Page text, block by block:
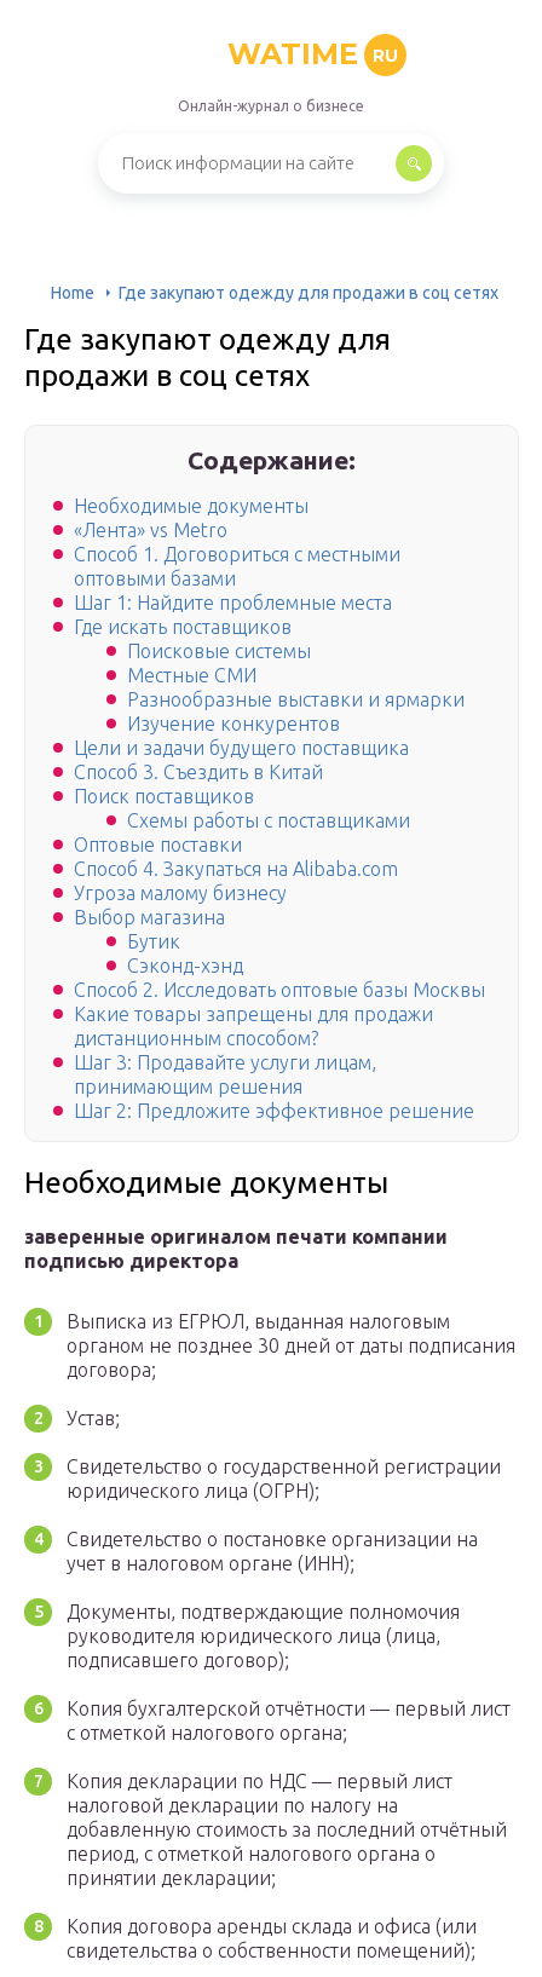
WATIME RU
Онлайн-журнал о бизнесе
Home Где закупают одежду для продажи в соц сетях
Где закупают одежду для
продажи в соц сетях
Содержание:
Необходимые документы
«Лента» vs Metro
Способ 1. Договориться с местными
оптовыми базами
Шаг 1: Найдите проблемные места
Где искать поставщиков
Поисковые системы
Местные СМИ
Разнообразные выставки и ярмарки
Изучение конкурентов
Цели и задачи будущего поставщика
Способ 3. Съездить в Китай
Поиск поставщиков
Схемы работы с поставщиками
Оптовые поставки
Способ 4. Закупаться на Alibaba.com
Угроза малому бизнесу
Выбор магазина
Бутик
Сэконд-хэнд
Способ 2. Исследовать оптовые базы Москвы
Какие товары запрещены для продажи
дистанционным способом?
Шаг 3: Продавайте услуги лицам,
принимающим решения
Шаг 2: Предложите эффективное решение
Необходимые документы
заверенные оригиналом печати компании
подписью директора
Выписка из ЕГРЮЛ, выданная налоговым
органом не позднее 30 дней от даты подписания
договора;
Устав;
Свидетельство о государственной регистрации
юридического лица (ОГРН);
Свидетельство о постановке организации на
учет в налоговом органе (ИНН);
Документы, подтверждающие полномочия
руководителя юридического лица (лица,
подписавшего договор);
Копия бухгалтерской отчётности — первый лист
с отметкой налогового органа;
Копия декларации по НДС — первый лист
налоговой декларации по налогу на
добавленную стоимость за последний отчётный
период, с отметкой налогового органа о
принятии декларации;
Копия договора аренды склада и офиса (или
свидетельства о собственности помещений);